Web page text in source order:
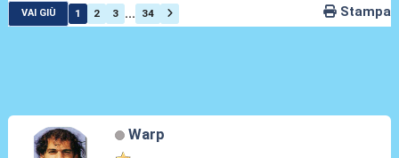
VAI GIÙ 1 2 3 ... 34 Stampa
Warp